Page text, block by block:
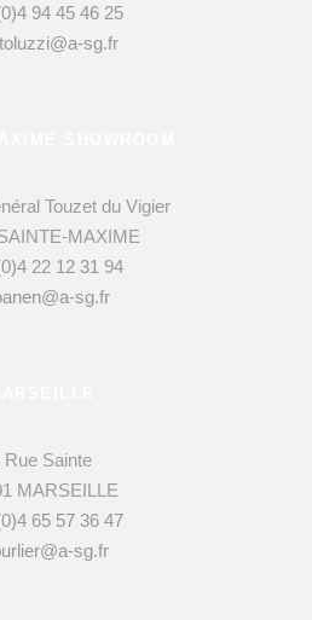
94 45 46 25
sg.fr
Touzet du Vigier
MAXIME
22 12 31 94
sg.fr
Rue Sainte
MARSEILLE
65 57 36 47
sg.fr